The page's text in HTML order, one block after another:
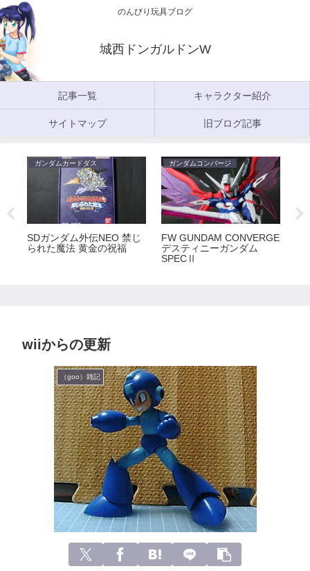
のんびり玩具ブログ
城西ドンガルドンW
記事一覧 キャラクター紹介
サイトマップ 旧ブログ記事
ガンダムカードダス
SDガンダム外伝NEO 禁じ
られた魔法 黄金の祝福
ガンダムコンバージ
FW GUNDAM CONVERGE
デスティニーガンダム
SPECⅡ
wiiからの更新
（goo）雑記